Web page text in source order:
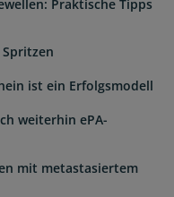
Praktische Tipps
ist ein Erfolgsmodell
weiterhin ePA-
mit metastasiertem